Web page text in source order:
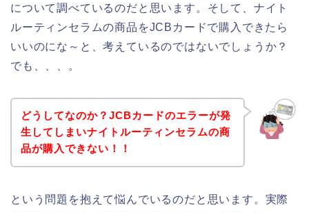
について調べているのだと思います。そして、ナイト
ルーティンセラムの商品をJCBカードで購入できたら
いいのにな～と、考えているのではないでしょうか？
でも、、、。
どうしてなのか？JCBカードのエラーが発
生してしまいナイトルーティンセラムの商
品が購入できない！！
という問題を抱えて悩んでいるのだと思います。実際